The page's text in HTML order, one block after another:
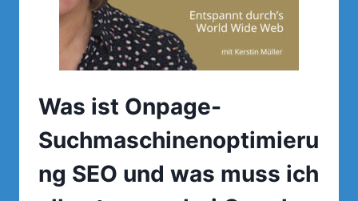
Was ist Onpage-
Suchmaschinenoptimieru
ng SEO und was muss ich